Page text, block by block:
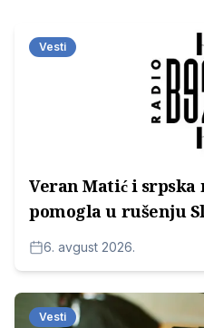
Vesti
Veran Matić i
pomogla u rušenju
6. avgust 2026.
Vesti